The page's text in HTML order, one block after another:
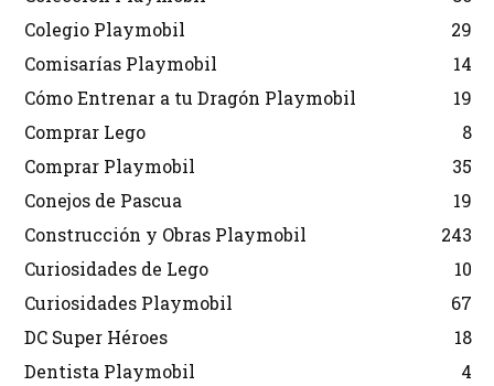
Colegio Playmobil
29
Comisarías Playmobil
14
Cómo Entrenar a tu Dragón Playmobil
19
Comprar Lego
8
Comprar Playmobil
35
Conejos de Pascua
19
Construcción y Obras Playmobil
243
Curiosidades de Lego
10
Curiosidades Playmobil
67
DC Super Héroes
18
Dentista Playmobil
4